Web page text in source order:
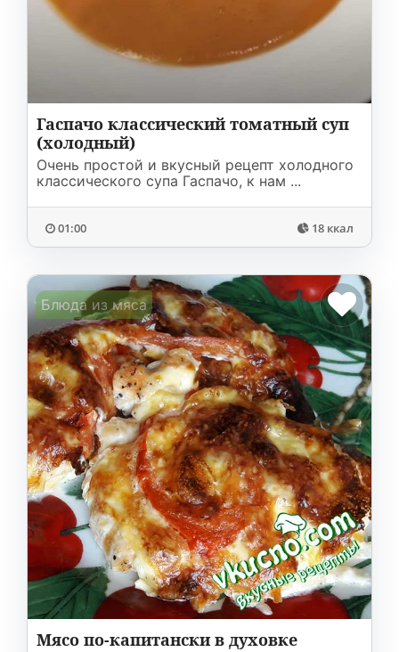
Гаспачо классический томатный суп
(холодный)
Очень простой и вкусный рецепт холодного
классического супа Гаспачо, к нам ...
01:00 18 ккал
Блюда из мяса
Мясо по-капитански в духовке